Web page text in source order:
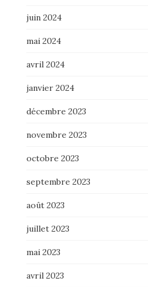
juin 2024
mai 2024
avril 2024
janvier 2024
décembre 2023
novembre 2023
octobre 2023
septembre 2023
août 2023
juillet 2023
mai 2023
avril 2023